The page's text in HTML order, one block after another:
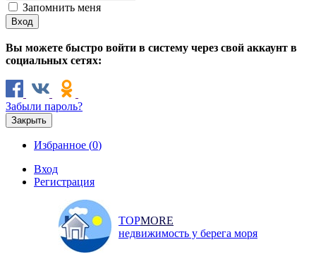
Запомнить меня
Вы можете быстро войти в систему через свой аккаунт в
социальных сетях:
Забыли пароль?
Закрыть
Избранное (0)
Вход
Регистрация
TOPMORE
недвижимость у берега моря